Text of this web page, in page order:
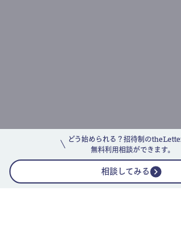
どう始められる？招待制のtheLetter
無料利用相談ができます。
相談してみる